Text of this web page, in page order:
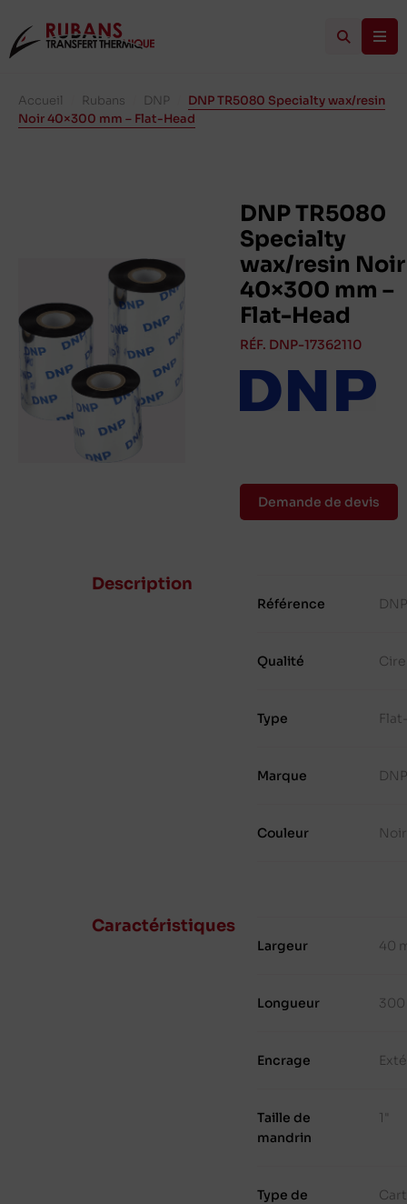
Accueil Rubans DNP
DNP TR5080 Specialty wax/resin
Noir 40×300 mm – Flat-Head
DNP TR5080
Specialty
wax/resin Noir
40×300 mm –
Flat-Head
RÉF. DNP-17362110
Demande de devis
Description
Référence
Qualité
Type
Marque DNP
Couleur Noir
Caractéristiques
Largeur 40
Longueur 300
Encrage
Taille de
mandrin
1"
Type de